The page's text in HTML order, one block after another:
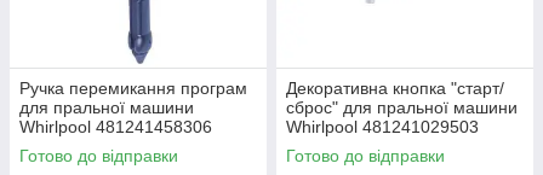
Ручка перемикання програм
для пральної машини
Whirlpool 481241458306
Готово до відправки
Декоративна кнопка "старт/
сброс" для пральної машини
Whirlpool 481241029503
Готово до відправки